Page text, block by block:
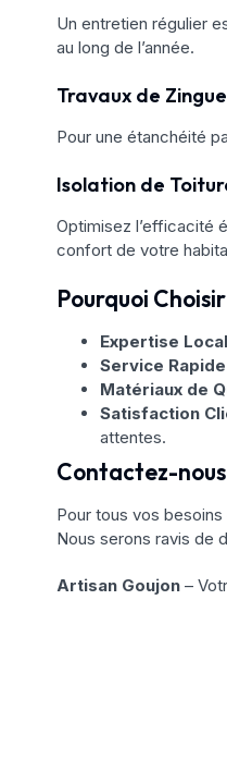
Un entretien régulier
au long de l’année.
Travaux de
Pour une étanchéité
Isolation de
Optimisez l’efficacité
confort de votre
Pourquoi
Expertise
Service
Matériaux de
Satisfaction
attentes.
Contactez-nous
Pour tous vos
Nous serons ravis de
Artisan Goujon –